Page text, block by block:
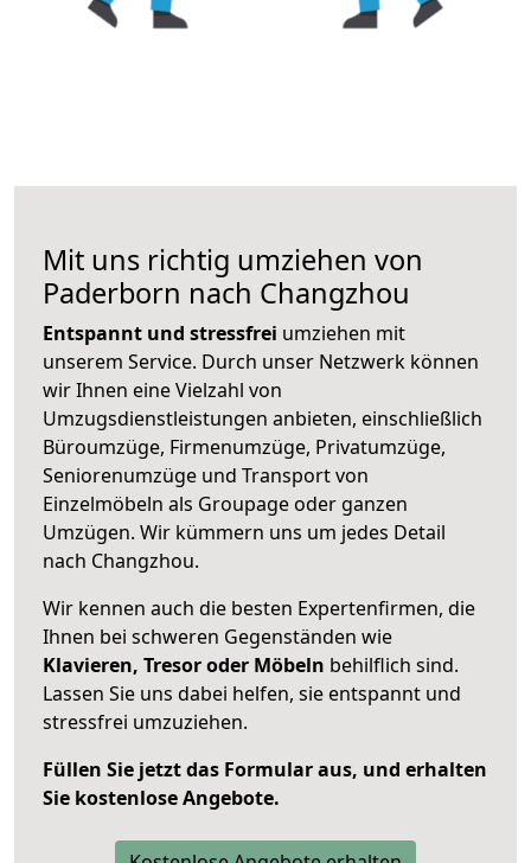
Mit uns richtig umziehen von
Paderborn nach Changzhou
Entspannt und stressfrei umziehen mit
unserem Service. Durch unser Netzwerk können
wir Ihnen eine Vielzahl von
Umzugsdienstleistungen anbieten, einschließlich
Büroumzüge, Firmenumzüge, Privatumzüge,
Seniorenumzüge und Transport von
Einzelmöbeln als Groupage oder ganzen
Umzügen. Wir kümmern uns um jedes Detail
nach Changzhou.
Wir kennen auch die besten Expertenfirmen, die
Ihnen bei schweren Gegenständen wie
Klavieren, Tresor oder Möbeln behilflich sind.
Lassen Sie uns dabei helfen, sie entspannt und
stressfrei umzuziehen.
Füllen Sie jetzt das Formular aus, und erhalten
Sie kostenlose Angebote.